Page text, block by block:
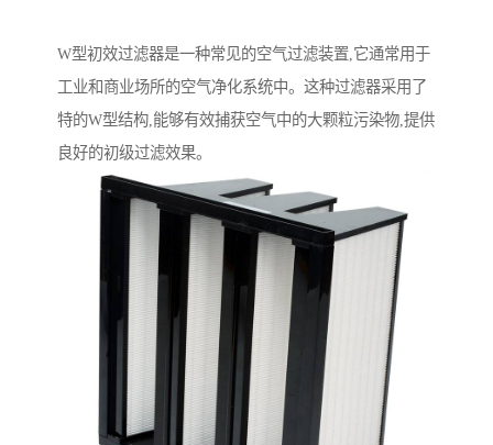
W型初效过滤器是一种常见的空气过滤装置,它通常用于
工业和商业场所的空气净化系统中。这种过滤器采用了
特的W型结构,能够有效捕获空气中的大颗粒污染物,提供
良好的初级过滤效果。